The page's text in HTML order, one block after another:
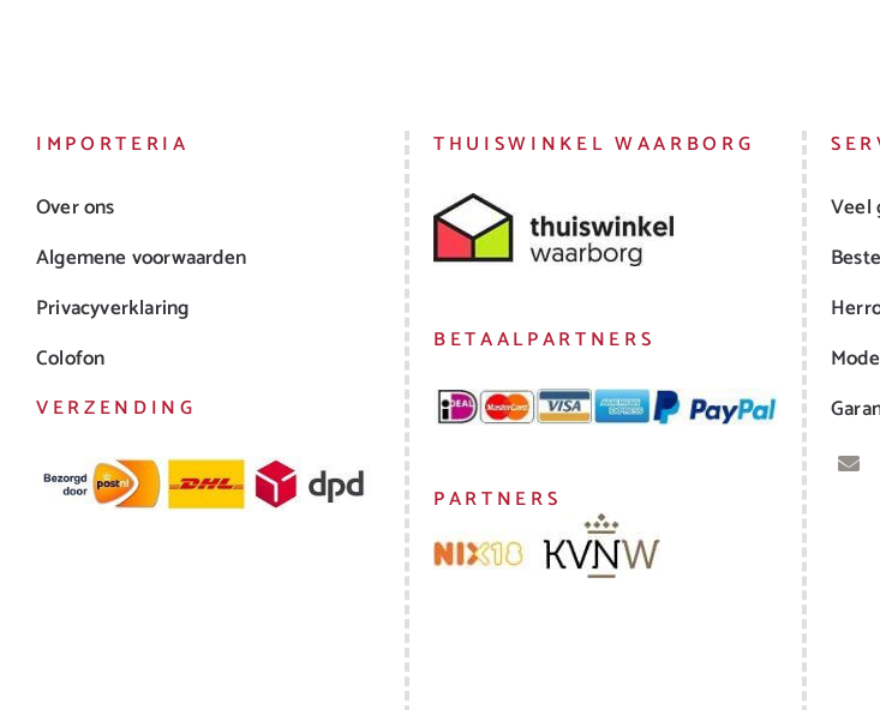
IMPORTERIA
Over ons
Algemene voorwaarden
Privacyverklaring
Colofon
VERZENDING
THUISWINKEL WAARBORG
BETAALPARTNERS
PARTNERS
Veel